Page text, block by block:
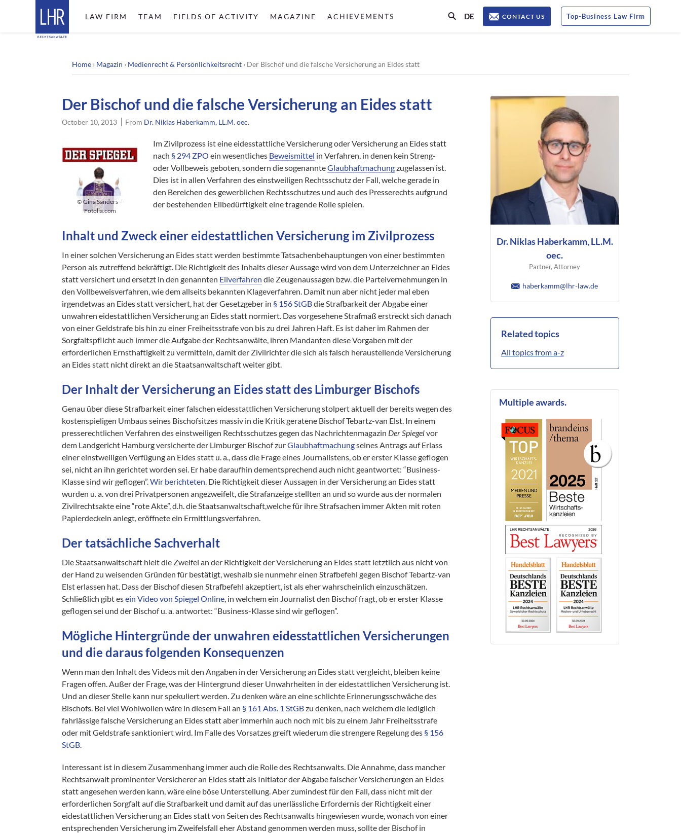
Top-Business Law Firm
CONTACT US
LAW FIRM TEAM FIELDS OF ACTIVITY MAGAZINE ACHIEVEMENTS DE
Home › Magazin › Medienrecht & Persönlichkeitsrecht › Der Bischof und die falsche Versicherung an Eides statt
Der Bischof und die falsche Versicherung an Eides statt
October 10, 2013 From Dr. Niklas Haberkamm, LL.M. oec.
© Gina Sanders –
Fotolia.com
Im Zivilprozess ist eine eidesstattliche Versicherung oder Versicherung an Eides statt
nach § 294 ZPO ein wesentliches Beweismittel in Verfahren, in denen kein Streng-
oder Vollbeweis geboten, sondern die sogenannteGlaubhaftmachungzugelassen ist.
Dies ist in allen Verfahren des einstweiligen Rechtsschutz der Fall, welche gerade in
den Bereichen des gewerblichen Rechtsschutzes und auch des Presserechts aufgrund
der bestehenden Eilbedürftigkeit eine tragende Rolle spielen.
Inhalt und Zweck einer eidestattlichen Versicherung im Zivilprozess
In einer solchen Versicherung an Eides statt werden bestimmte Tatsachenbehauptungen von einer bestimmten
Person als zutreffend bekräftigt. Die Richtigkeit des Inhalts dieser Aussage wird von dem Unterzeichner an Eides
statt versichert und ersetzt in den genannten Eilverfahren die Zeugenaussagen bzw. die Parteivernehmungen in
den Vollbeweisverfahren, wie dem allseits bekannten Klageverfahren. Damit nun aber nicht jeder mal eben
irgendetwas an Eides statt versichert, hat der Gesetzgeber in § 156 StGBdie Strafbarkeit der Abgabe einer
unwahren eidestattlichen Versicherung an Eides statt normiert. Das vorgesehene Strafmaß erstreckt sich danach
von einer Geldstrafe bis hin zu einer Freiheitsstrafe von bis zu drei Jahren Haft. Es ist daher im Rahmen der
Sorgfaltspflicht auch immer die Aufgabe der Rechtsanwälte, ihren Mandanten diese Vorgaben mit der
erforderlichen Ernsthaftigkeit zu vermitteln, damit der Zivilrichter die sich als falsch heraustellende Versicherung
an Eides statt nicht direkt an die Staatsanwaltschaft weiter gibt.
Der Inhalt der Versicherung an Eides statt des Limburger Bischofs
Genau über diese Strafbarkeit einer falschen eidesstattlichen Versicherung stolpert aktuell der bereits wegen des
kostenspieligen Umbaus seines Bischofsitzes massiv in die Kritik geratene Bischof Tebartz-van Elst. In einem
presserechtlichen Verfahren des einstweiligen Rechtsschutzes gegen das Nachrichtenmagazin Der Spiegelvor
dem Landgericht Hamburg versicherte der Limburger Bischof zurGlaubhaftmachungseines Antrags auf Erlass
einer einstweiligen Verfügung an Eides statt u. a., dass die Frage eines Journalistens, ob er erster Klasse geflogen
sei, nicht an ihn gerichtet worden sei. Er habe daraufhin dementsprechend auch nicht geantwortet: “Business-
Klasse sind wir geflogen”. Wir berichteten . Die Richtigkeit dieser Aussagen in der Versicherung an Eides statt
wurden u. a. von drei Privatpersonen angezweifelt, die Strafanzeige stellten an und so wurde aus der normalen
Zivilrechtsakte eine “rote Akte”, d.h. die Staatsanwaltschaft,welche für ihre Strafsachen immer Akten mit roten
Papierdeckeln anlegt, eröffnete ein Ermittlungsverfahren.
Der tatsächliche Sachverhalt
Die Staatsanwaltschaft hielt die Zweifel an der Richtigkeit der Versicherung an Eides statt letztlich aus nicht von
der Hand zu weisenden Gründen für bestätigt, weshalb sie nunmehr einen Strafbefehl gegen Bischof Tebartz-van
Elst erlassen hat. Dass der Bischof diesen Strafbefehl akzeptiert, ist als eher wahrscheinlich einzuschätzen.
Schließlich gibt esein Video von Spiegel Online , in welchem ein Journalist den Bischof fragt, ob er erster Klasse
geflogen sei und der Bischof u. a. antwortet: “Business-Klasse sind wir geflogen”.
Mögliche Hintergründe der unwahren eidesstattlichen Versicherungen
und die daraus folgenden Konsequenzen
Wenn man den Inhalt des Videos mit den Angaben in der Versicherung an Eides statt vergleicht, bleiben keine
Fragen offen. Außer der Frage, was der Hintergrund dieser Unwahrheiten in der eidestattlichen Versicherung ist.
Und an dieser Stelle kann nur spekuliert werden. Zu denken wäre an eine schlichte Erinnerungsschwäche des
Bischofs. Bei viel Wohlwollen wäre in diesem Fall an § 161 Abs. 1 StGBzu denken, nach welchem die lediglich
fahrlässige falsche Versicherung an Eides statt aber immerhin auch noch mit bis zu einem Jahr Freiheitsstrafe
oder mit Geldstrafe sanktioniert wird. Im Falle des Vorsatzes greift wiederum die strengere Regelung des § 156
StGB
Interessant ist in diesem Zusammenhang immer auch die Rolle des Rechtsanwalts. Die Annahme, dass mancher
Rechtsanwalt prominenter Versicherer an Eides statt als Initiator der Abgabe falscher Versicherungen an Eides
statt angesehen werden kann, wäre eine böse Unterstellung. Aber zumindest für den Fall, dass nicht mit der
erforderlichen Sorgfalt auf die Strafbarkeit und damit auf das unerlässliche Erfordernis der Richtigkeit einer
eidestattlichen Versicherung an Eides statt von Seiten des Rechtsanwalts hingewiesen wurde, wonach von einer
entsprechenden Versicherung im Zweifelsfall eher Abstand genommen werden muss, sollte der Bischof in
Dr. Niklas Haberkamm, LL.M.
oec.
Partner, Attorney
haberkamm@lhr-law.de
Related topics
All topics from a-z
Multiple awards.